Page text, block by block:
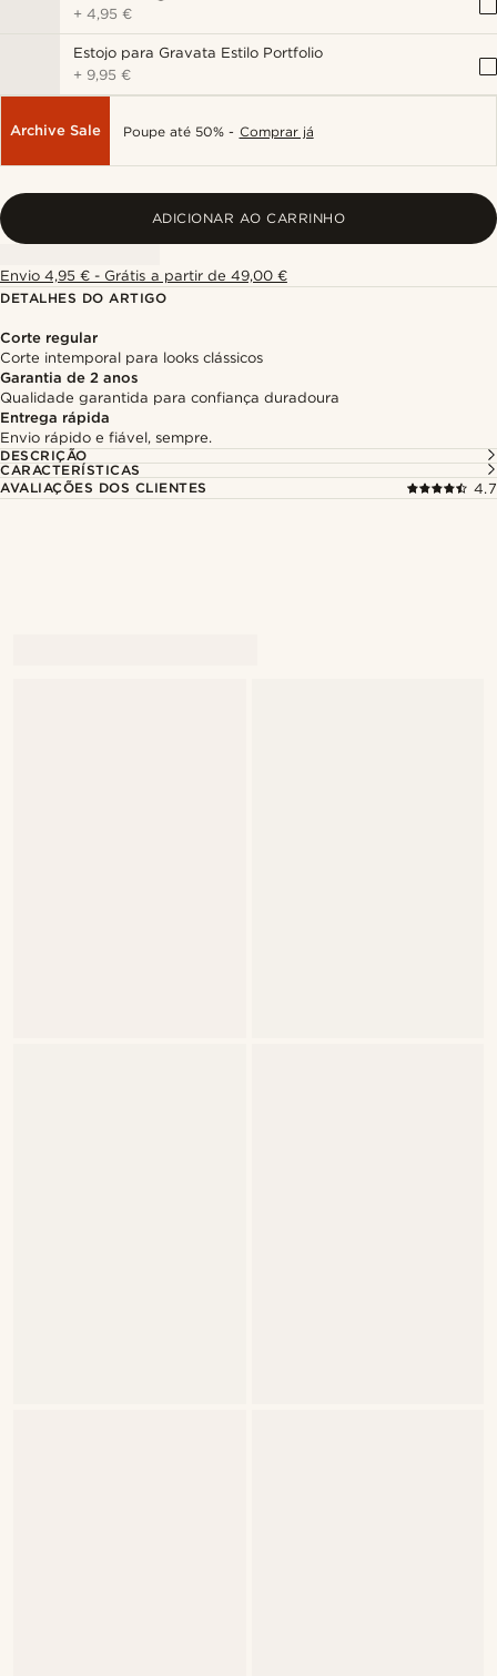
+4,95 €
Estojo para Gravata Estilo Portfolio
+ 9,95 €
Archive Sale Poupe até 50% - Comprar já
ADICIONAR AO CARRINHO
Envio 4,95 € - Grátis a partir de 49,00 €
DETALHES DO ARTIGO
Corte regular
Corte intemporal para looks clássicos
Garantia de 2 anos
Qualidade garantida para confiança duradoura
Entrega rápida
Envio rápido e fiável, sempre.
DESCRIÇÃO
CARACTERÍSTICAS
AVALIAÇÕES DOS CLIENTES
4.7